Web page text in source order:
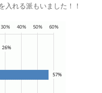
入れる派もいました！！